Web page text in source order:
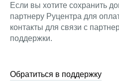
Если вы хотите сохранить
партнеру Руцентра для
контакты для связи с
поддержки.
Обратиться в поддержку